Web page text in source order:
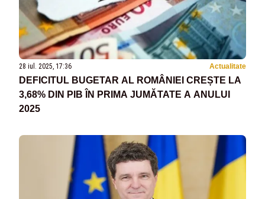
28 iul. 2025, 17:36 Actualitate
DEFICITUL BUGETAR AL ROMÂNIEI CREȘTE LA
3,68% DIN PIB ÎN PRIMA JUMĂTATE A ANULUI
2025